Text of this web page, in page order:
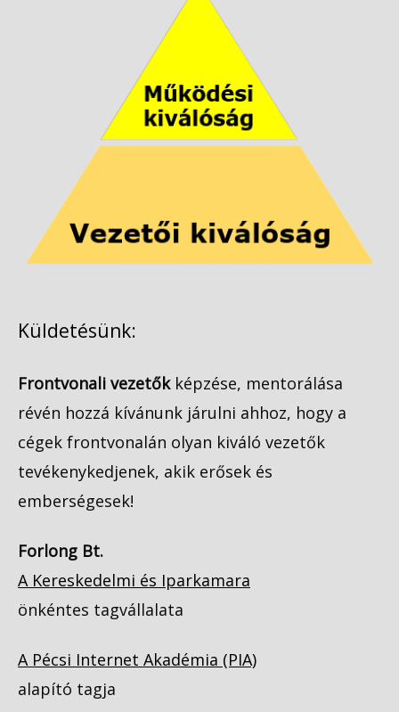
Küldetésünk:
Frontvonali vezetőkképzése, mentorálása
révén hozzá kívánunk járulni ahhoz, hogy a
cégek frontvonalán olyan kiváló vezetők
tevékenykedjenek, akik erősek és
emberségesek!
Forlong Bt.
A Kereskedelmi és Iparkamara
önkéntes tagvállalata
A Pécsi Internet Akadémia (PIA)
alapító tagja